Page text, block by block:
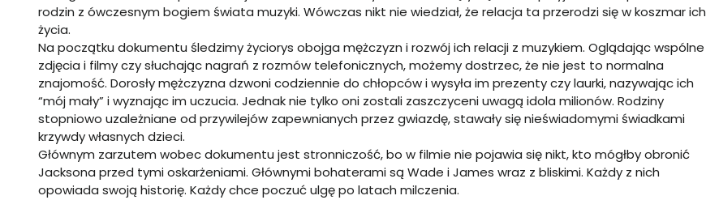
rodzin z ówczesnym bogiem świata muzyki. Wówczas nikt nie wiedział, że relacja ta przerodzi się w koszmar ich
życia.
Na początku dokumentu śledzimy życiorys obojga mężczyzn i rozwój ich relacji z muzykiem. Oglądając wspólne
zdjęcia i filmy czy słuchając nagrań z rozmów telefonicznych, możemy dostrzec, że nie jest to normalna
znajomość. Dorosły mężczyzna dzwoni codziennie do chłopców i wysyła im prezenty czy laurki, nazywając ich
“mój mały” i wyznając im uczucia. Jednak nie tylko oni zostali zaszczyceni uwagą idola milionów. Rodziny
stopniowo uzależniane od przywilejów zapewnianych przez gwiazdę, stawały się nieświadomymi świadkami
krzywdy własnych dzieci.
Głównym zarzutem wobec dokumentu jest stronniczość, bo w filmie nie pojawia się nikt, kto mógłby obronić
Jacksona przed tymi oskarżeniami. Głównymi bohaterami są Wade i James wraz z bliskimi. Każdy z nich
opowiada swoją historię. Każdy chce poczuć ulgę po latach milczenia.